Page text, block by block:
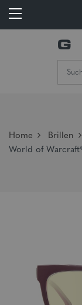
Home Brillen
World of